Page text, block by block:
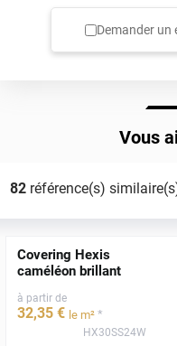
Demander un
Vous
82référence(s)
Covering Hexis
caméléon brillant
à partir de
32,35 € le m² *
HX30SS24W